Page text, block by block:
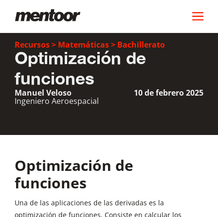
Recursos> Matemáticas> Bachillerato
Optimización de
funciones
Manuel Veloso
Ingeniero Aeroespacial
10 de febrero 2025
Optimización de
funciones
Una de las aplicaciones de las derivadas es la
optimización de funciones. Consiste en calcular los